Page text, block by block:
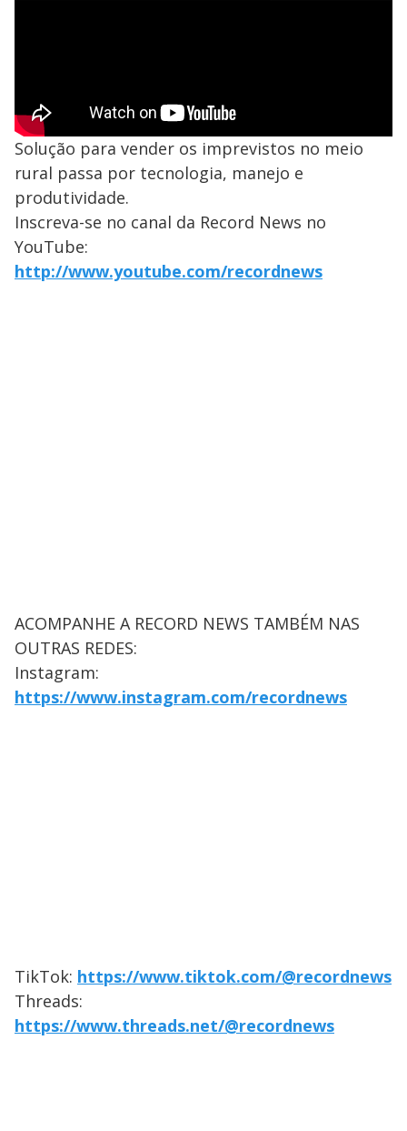
Solução para vender os imprevistos no meio
rural passa por tecnologia, manejo e
produtividade.
Inscreva-se no canal da Record News no
YouTube:
http://www.youtube.com/recordnews
ACOMPANHE A RECORD NEWS TAMBÉM NAS
OUTRAS REDES:
Instagram:
https://www.instagram.com/recordnews
TikTok: https://www.tiktok.com/@recordnews
Threads:
https://www.threads.net/@recordnews